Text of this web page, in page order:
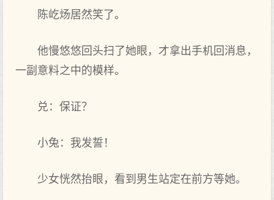
陈屹炀居然笑了。
他慢悠悠回头扫了她眼，才拿出手机回消息，
一副意料之中的模样。
兑：保证？
小兔：我发誓！
少女恍然抬眼，看到男生站定在前方等她。